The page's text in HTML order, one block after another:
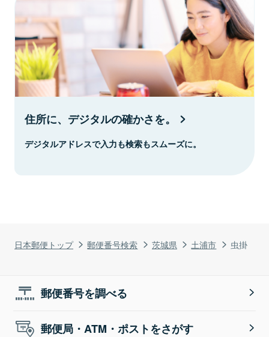
日本郵便トップ 郵便番号検索 茨城県 土浦市 虫掛
住所に、デジタルの確かさを。
デジタルアドレスで入力も検索もスムーズに。
郵便番号を調べる
郵便局・ATM・ポストをさがす